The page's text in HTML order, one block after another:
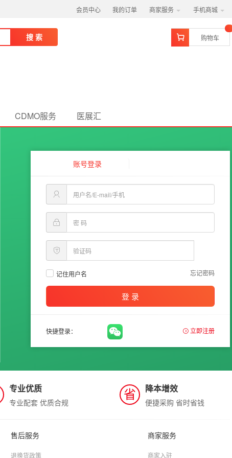
会员中心 我的订单 商家服务 手机商城
搜 索 购物车
CDMO服务 医展汇
账号登录
记住用户名 忘记密码
登 录
快捷登录： 立即注册
专业优质
专业配套 优质合规
省 降本增效
便捷采购 省时省钱
售后服务
退换货政策
商家服务
商家入驻